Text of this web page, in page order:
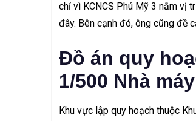
chỉ vì KCNCS Phú Mỹ 3 nằm vị
đây. Bên cạnh đó, ông cũng đề
Đồ án quy
1/500 Nhà
Khu vực lập quy hoạch thuộc